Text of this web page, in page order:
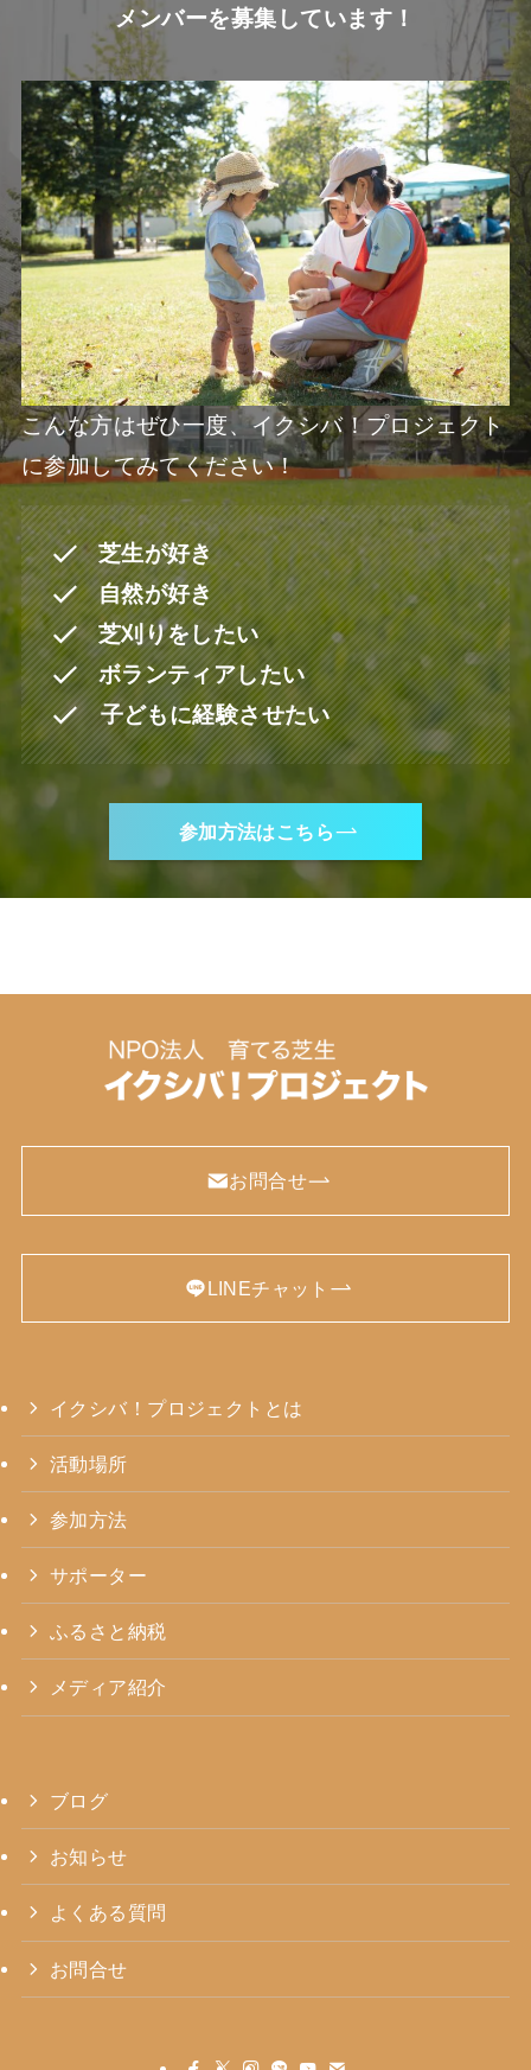
メンバーを募集しています！
こんな方はぜひ一度、イクシバ！プロジェクト
に参加してみてください！
芝生が好き
自然が好き
芝刈りをしたい
ボランティアしたい
子どもに経験させたい
参加方法はこちら
お問合せ
LINEチャット
イクシバ！プロジェクトとは
活動場所
参加方法
サポーター
ふるさと納税
メディア紹介
ブログ
お知らせ
よくある質問
お問合せ